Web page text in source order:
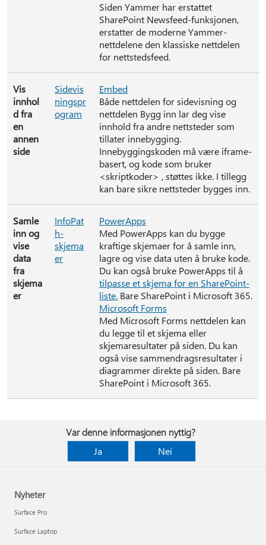
Siden Yammer har erstattet
SharePoint Newsfeed-funksjonen,
erstatter de moderne Yammer-
nettdelene den klassiske nettdelen
for nettstedsfeed.
Vis
innhol
d fra
en
annen
side
Sidevis
ningspr
ogram
Embed
Både nettdelen for sidevisning og
nettdelen Bygg inn lar deg vise
innhold fra andre nettsteder som
tillater innebygging.
Innebyggingskoden må være iframe-
basert, og kode som bruker
<skriptkoder> , støttes ikke. I tillegg
kan bare sikre nettsteder bygges inn.
Samle
inn og
vise
data
fra
skjema
er
InfoPat
h-
skjema
er
PowerApps
Med PowerApps kan du bygge
kraftige skjemaer for å samle inn,
lagre og vise data uten å bruke kode.
Du kan også bruke PowerApps til å
tilpasse et skjema for en SharePoint-
liste. Bare SharePoint i Microsoft 365.
Microsoft Forms
Med Microsoft Forms nettdelen kan
du legge til et skjema eller
skjemaresultater på siden. Du kan
også vise sammendragsresultater i
diagrammer direkte på siden. Bare
SharePoint i Microsoft 365.
Var denne informasjonen nyttig?
Ja
Nei
Nyheter
Surface Pro
Surface Laptop